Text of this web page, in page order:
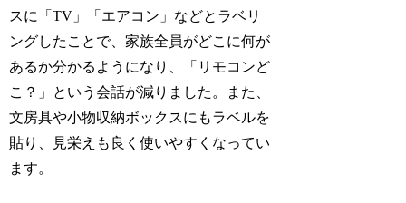
スに「TV」「エアコン」などとラベリ
ングしたことで、家族全員がどこに何が
あるか分かるようになり、「リモコンど
こ？」という会話が減りました。また、
文房具や小物収納ボックスにもラベルを
貼り、見栄えも良く使いやすくなってい
ます。